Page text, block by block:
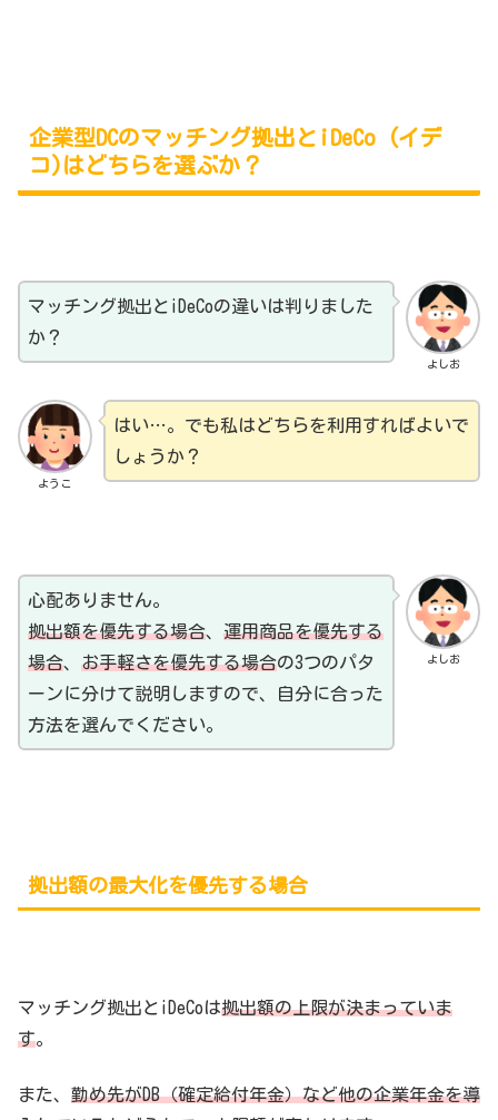
企業型DCのマッチング拠出とiDeCo (イデ
コ)はどちらを選ぶか？
よしお
マッチング拠出とiDeCoの違いは判りました
か？
ようこ
はい…。でも私はどちらを利用すればよいで
しょうか？
よしお
心配ありません。
拠出額を優先する場合、 運用商品を優先する
場合、 お手軽さを優先する場合の3つのパタ
ーンに分けて説明しますので、自分に合った
方法を選んでください。
拠出額の最大化を優先する場合
マッチング拠出とiDeCoは拠出額の上限が決まっていま
す。
また、 勤め先がDB（確定給付年金）など他の企業年金を導